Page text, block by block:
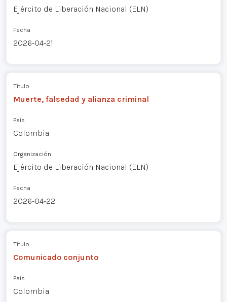
Ejército de Liberación Nacional (ELN)
Fecha
2026-04-21
Título
Muerte, falsedad y alianza criminal
País
Colombia
Organización
Ejército de Liberación Nacional (ELN)
Fecha
2026-04-22
Título
Comunicado conjunto
País
Colombia